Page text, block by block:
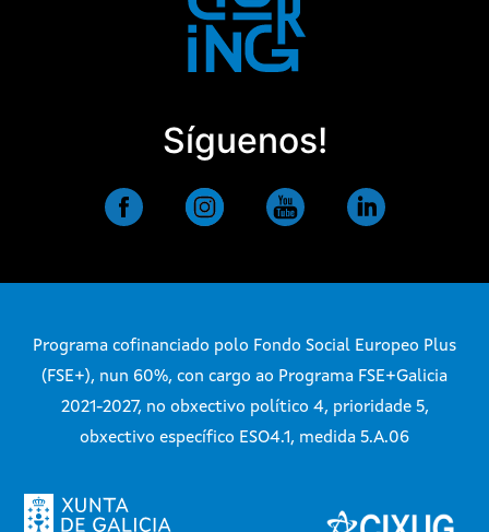
Síguenos!
Programa cofinanciado polo Fondo Social Europeo Plus
(FSE+), nun 60%, con cargo ao Programa FSE+Galicia
2021-2027, no obxectivo político 4, prioridade 5,
obxectivo específico ESO4.1, medida 5.A.06